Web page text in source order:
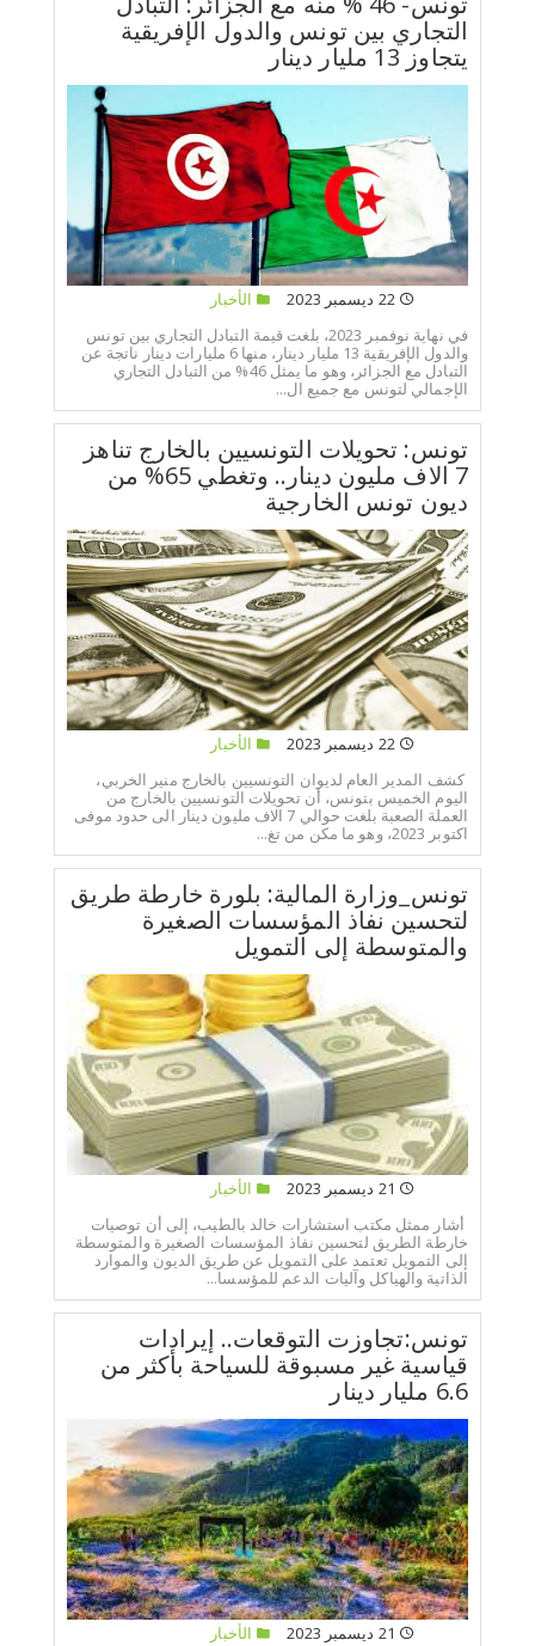
التجاري بين تونس والدول الإفريقية
يتجاوز 13 مليار دينار
الأخبار
في نهاية نوفمبر 2023، بلغت قيمة التبادل التجاري بين تونس
والدول الإفريقية 13 مليار دينار، منها 6 مليارات دينار ناتجة عن
التبادل مع الجزائر، وهو ما يمثل 46% من التبادل التجاري
الإجمالي لتونس مع جميع ال...
تونس: تحويلات التونسيين بالخارج تناهز
7 الاف مليون دينار.. وتغطي 65% من
ديون تونس الخارجية
الأخبار
كشف المدير العام لديوان التونسيين بالخارج منير الخربي،
اليوم الخميس بتونس، أن تحويلات التونسيين بالخارج من
العملة الصعبة بلغت حوالي 7 الاف مليون دينار الى حدود موفى
اكتوبر 2023، وهو ما مكن من تغ...
تونس_وزارة المالية: بلورة خارطة طريق
لتحسين نفاذ المؤسسات الصغيرة
والمتوسطة إلى التمويل
الأخبار
أشار ممثل مكتب استشارات خالد بالطيب، إلى أن توصيات
خارطة الطريق لتحسين نفاذ المؤسسات الصغيرة والمتوسطة
إلى التمويل تعتمد على التمويل عن طريق الديون والموارد
الذاتية والهياكل وآليات الدعم للمؤسسا...
تونس:تجاوزت التوقعات.. إيرادات
قياسية غير مسبوقة للسياحة بأكثر من
6.6 مليار دينار
الأخبار